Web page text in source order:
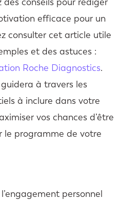
efficace pour un
consulter cet article utile
et des astuces :
Roche Diagnostics.
à travers les
à inclure dans votre
vos chances d’être
le programme de votre
personnel